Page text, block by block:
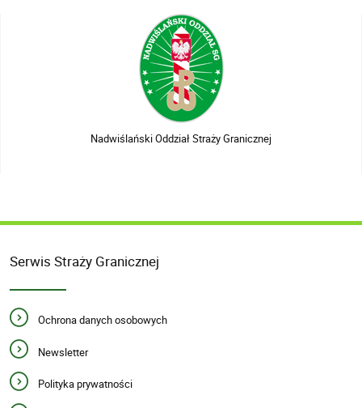
Nadwiślański Oddział Straży Granicznej
Serwis Straży Granicznej
Ochrona danych osobowych
Newsletter
Polityka prywatności